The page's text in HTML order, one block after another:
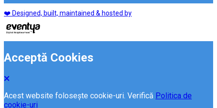
❤️ Designed, built, maintained & hosted by
Acceptă Cookies
Acest website folosește cookie-uri. Verifică Politica de
cookie-uri